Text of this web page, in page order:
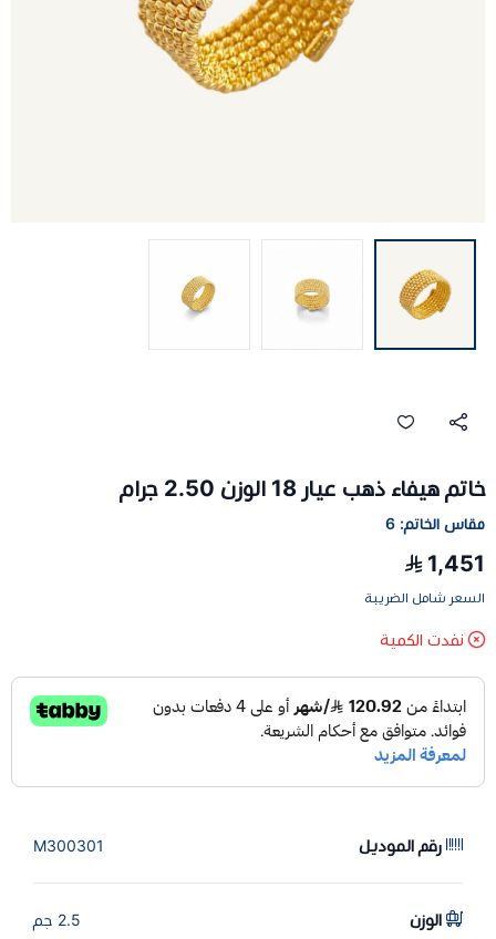
خاتم هيفاء ذهب عيار 18 الوزن 2.50 جرام
مقاس الخاتم: 6
1,451
السعر شامل الضريبة
نفدت الكمية
رقم الموديل M300301
الوزن 2.5 جم